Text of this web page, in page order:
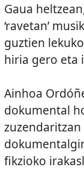
Gaua
‘ravetan’
guztien
hiria gero eta
Ainhoa
dokumental
fikzioko